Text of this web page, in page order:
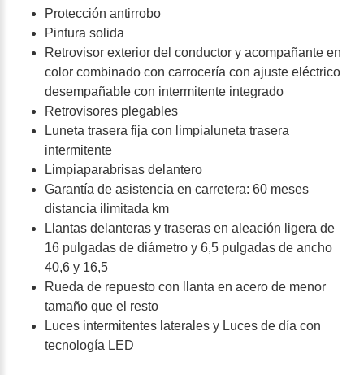
Protección antirrobo
Pintura solida
Retrovisor exterior del conductor y acompañante en
color combinado con carrocería con ajuste eléctrico
desempañable con intermitente integrado
Retrovisores plegables
Luneta trasera fija con limpialuneta trasera
intermitente
Limpiaparabrisas delantero
Garantía de asistencia en carretera: 60 meses
distancia ilimitada km
Llantas delanteras y traseras en aleación ligera de
16 pulgadas de diámetro y 6,5 pulgadas de ancho
40,6 y 16,5
Rueda de repuesto con llanta en acero de menor
tamaño que el resto
Luces intermitentes laterales y Luces de día con
tecnología LED